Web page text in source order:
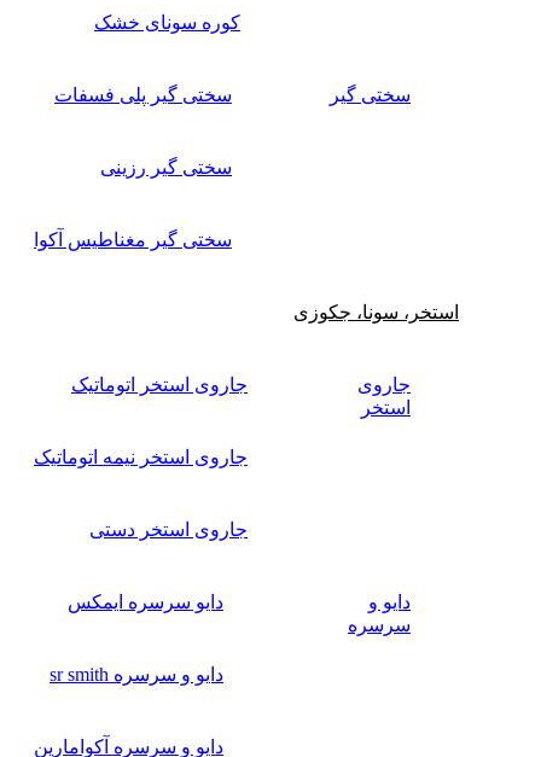
کوره سونای خشک
سختی گیر سختی گیر پلی فسفات
سختی گیر رزینی
سختی گیر مغناطیس آکوا
استخر، سونا، جکوزی
جاروی
استخر
جاروی استخر اتوماتیک
جاروی استخر نیمه اتوماتیک
جاروی استخر دستی
دایو و
سرسره
دایو سرسره ایمکس
دایو و سرسره sr smith
دایو و سرسره آکوامارین